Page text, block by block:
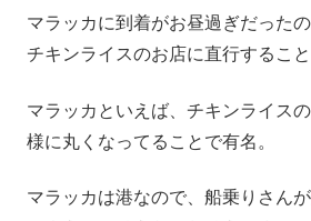
マラッカに到着がお昼過ぎだった
チキンライスのお店に直行すること
マラッカといえば、チキンライス
様に丸くなってることで有名。
マラッカは港なので、船乗りさん